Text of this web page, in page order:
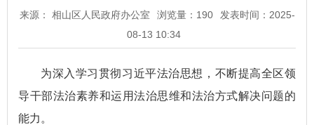
来源： 相山区人民政府办公室 浏览量： 190
发表时间：2025-
08-13 10:34
为深入学习贯彻习近平法治思想，不断提高全区领
导干部法治素养和运用法治思维和法治方式解决问题的
能力。